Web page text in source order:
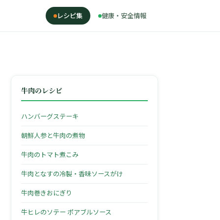
レシピ集 健康・安全情報
牛肉のレシピ
ハンバーグステーキ
朝鮮人参と牛肉の煮物
牛肉のトマト煮こみ
牛肉となすの冷製・香味ソースがけ
牛肉巻きおにぎり
牛ヒレのソテー ポアブルソース